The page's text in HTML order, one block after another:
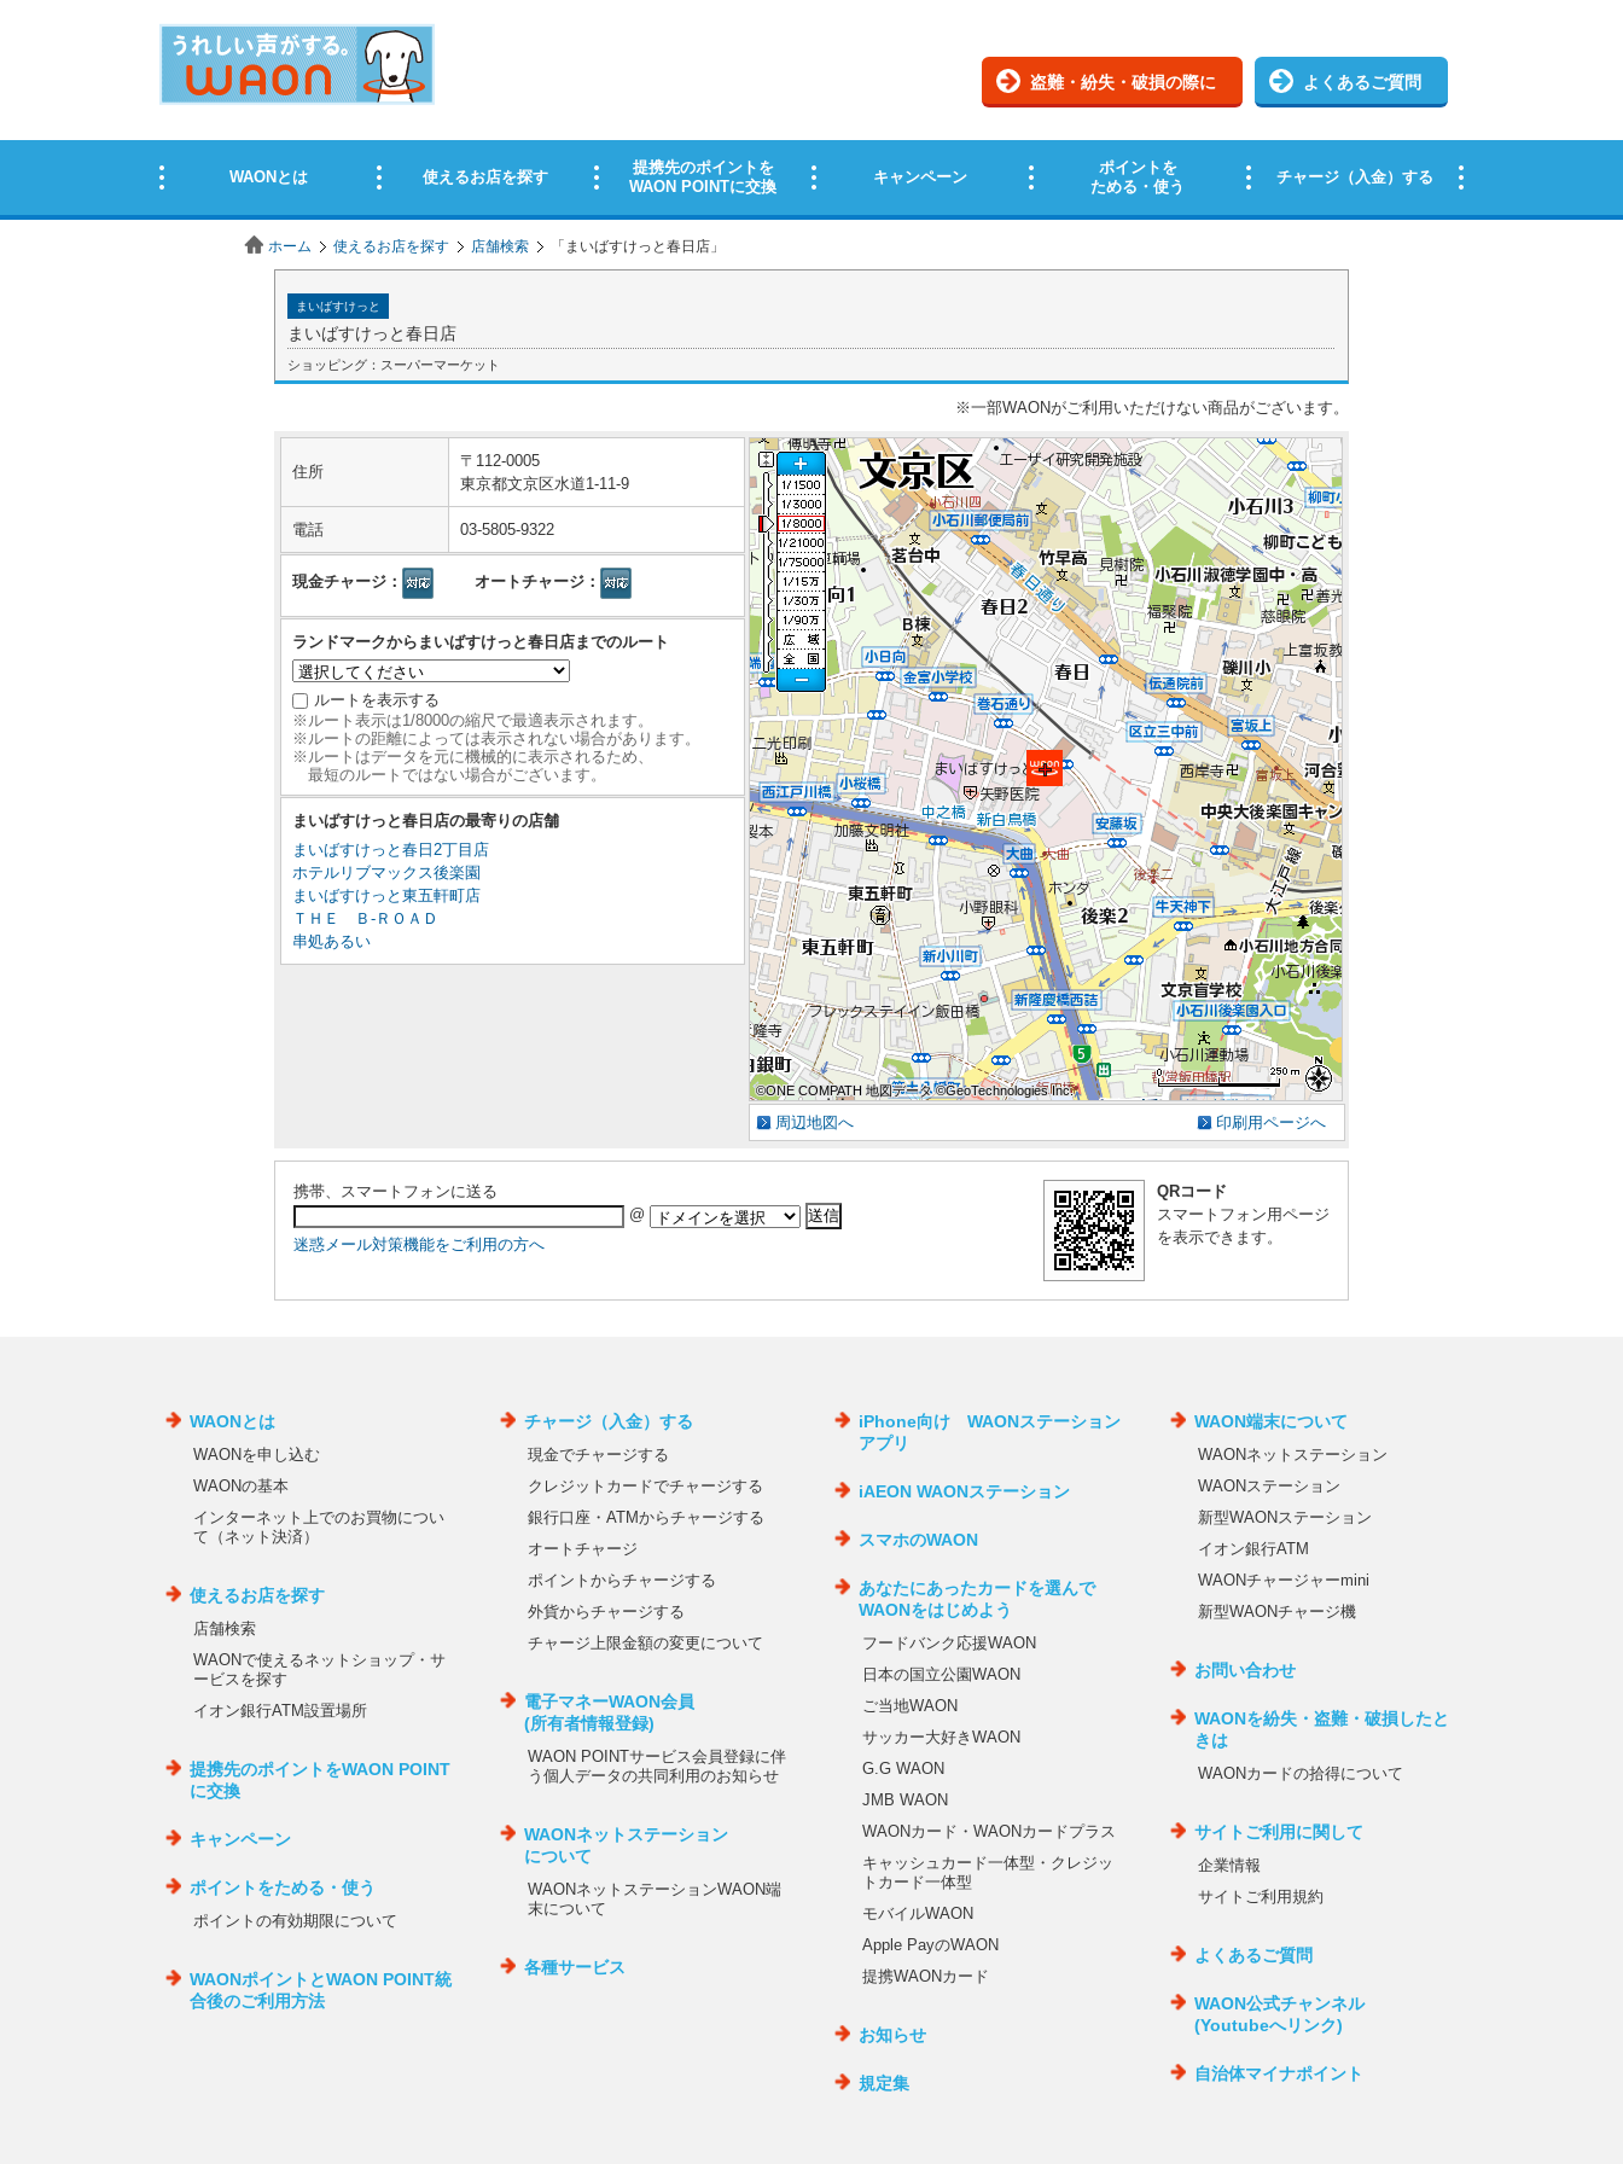
ホーム 使えるお店を探す 店舗検索 「 まいばすけっと春日店 」
まいばすけっと
まいばすけっと春日店
ショッピング：スーパーマーケット
※一部WAONがご利用いただけない商品がございます。
住所
〒112-0005
東京都文京区水道1-11-9
電話 03-5805-9322
現金チャージ： オートチャージ：
ランドマークからまいばすけっと春日店までのルート
ルートを表示する
※ルート表示は1/8000の縮尺で最適表示されます。
※ルートの距離によっては表示されない場合があります。
※ルートはデータを元に機械的に表示されるため、
最短のルートではない場合がございます。
まいばすけっと春日店の最寄りの店舗
まいばすけっと春日2丁目店
ホテルリブマックス後楽園
まいばすけっと東五軒町店
ＴＨＥ Ｂ‐ＲＯＡＤ
串処あるい
©ONE COMPATH 地図データ ©GeoTechnologies Inc.
©ONE COMPATH 地図データ ©GeoTechnologies Inc.
©ONE COMPATH 地図データ ©GeoTechnologies Inc.
©ONE COMPATH 地図データ ©GeoTechnologies Inc.
©ONE COMPATH 地図データ ©GeoTechnologies Inc.
©ONE COMPATH 地図データ ©GeoTechnologies Inc.
©ONE COMPATH 地図データ ©GeoTechnologies Inc.
©ONE COMPATH 地図データ ©GeoTechnologies Inc.
©ONE COMPATH 地図データ ©GeoTechnologies Inc.
周辺地図へ 印刷用ページへ
携帯、スマートフォンに送る
@
迷惑メール対策機能をご利用の方へ
QRコード
スマートフォン用ページ
を表示できます。